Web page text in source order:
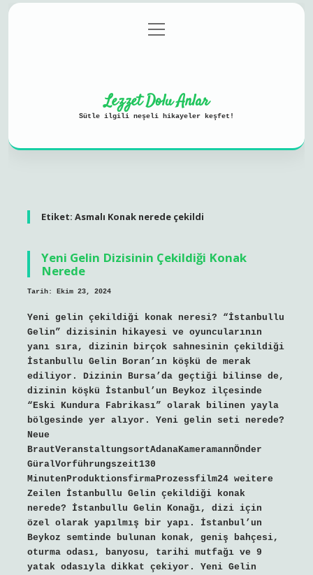
Gizlilik Politikası
menüyü
aç
Lezzet Dolu Anlar
Sütle ilgili neşeli hikayeler keşfet!
Etiket: Asmalı Konak nerede çekildi
Yeni Gelin Dizisinin Çekildiği Konak
Nerede
Tarih: Ekim 23, 2024
Yeni gelin çekildiği konak neresi? “İstanbullu
Gelin” dizisinin hikayesi ve oyuncularının
yanı sıra, dizinin birçok sahnesinin çekildiği
İstanbullu Gelin Boran’ın köşkü de merak
ediliyor. Dizinin Bursa’da geçtiği bilinse de,
dizinin köşkü İstanbul’un Beykoz ilçesinde
“Eski Kundura Fabrikası” olarak bilinen yayla
bölgesinde yer alıyor. Yeni gelin seti nerede?
Neue
BrautVeranstaltungsortAdanaKameramannÖnder
GüralVorführungszeit130
MinutenProduktionsfirmaProzessfilm24 weitere
Zeilen İstanbullu Gelin çekildiği konak
nerede? İstanbullu Gelin Konağı, dizi için
özel olarak yapılmış bir yapı. İstanbul’un
Beykoz semtinde bulunan konak, geniş bahçesi,
oturma odası, banyosu, tarihi mutfağı ve 9
yatak odasıyla dikkat çekiyor. Yeni Gelin